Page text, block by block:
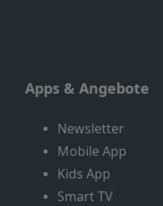
Apps & Angebote
Newsletter
Mobile App
Kids App
Smart TV